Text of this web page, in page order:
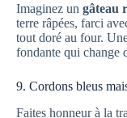
Imaginez un gâteau
terre râpées, farci
tout doré au four.
fondante qui change
9. Cordons bleus
Faites honneur à la